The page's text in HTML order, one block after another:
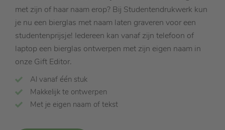
met zijn of haar naam erop? Bij Studentendrukwerk kun
je nu een bierglas met naam laten graveren voor een
studentenprijsje! Iedereen kan vanaf zijn telefoon of
laptop een bierglas ontwerpen met zijn eigen naam in
onze Gift Editor.
Al vanaf één stuk
Makkelijk te ontwerpen
Met je eigen naam of tekst